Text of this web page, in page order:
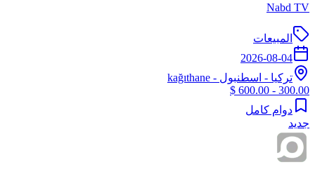
Nabd TV
المبيعات
2026-08-04
تركيا - اسطنبول - kağıthane
300.00 - 600.00 $
دوام كامل
جديد